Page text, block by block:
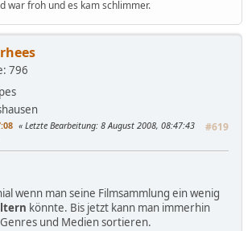
war froh und es kam schlimmer.
796
#619
Letzte Bearbeitung: 8 August 2008, 08:47:43
wenn man seine Filmsammlung ein wenig
könnte. Bis jetzt kann man immerhin
und Medien sortieren.